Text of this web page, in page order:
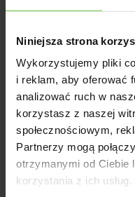
Niniejsza strona
Wykorzystujemy pliki
i reklam, aby oferować
analizować ruch w
korzystasz z naszej
społecznościowym,
Partnerzy mogą
otrzymanymi od Ciebie
korzystania z ich usług.